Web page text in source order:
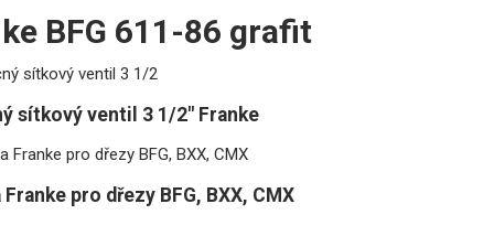
BFG 611-86 grafit
sítkový ventil 3 1/2" Franke
pro dřezy BFG, BXX, CMX